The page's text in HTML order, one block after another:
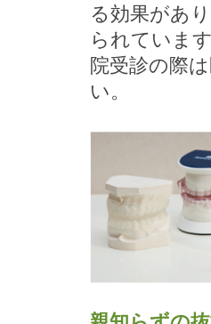
る効果があ
られていま
院受診の際
い。